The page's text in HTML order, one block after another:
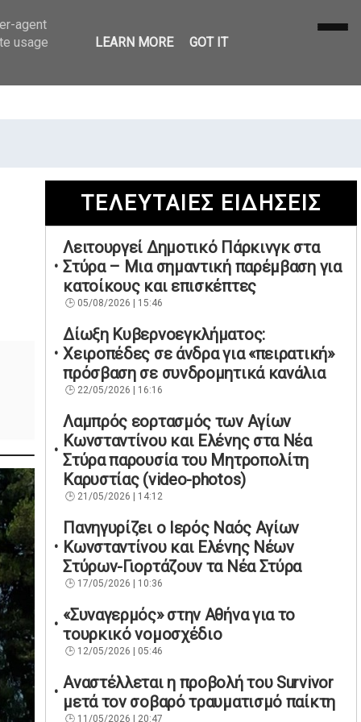
ΤΕΛΕΥΤΑΙΕΣ ΕΙΔΗΣΕΙΣ
Λειτουργεί Δημοτικό Πάρκινγκ στα
Στύρα – Μια σημαντική παρέμβαση για
κατοίκους και επισκέπτες
05/08/2026 | 15:46
Δίωξη Κυβερνοεγκλήματος:
Χειροπέδες σε άνδρα για «πειρατική»
πρόσβαση σε συνδρομητικά κανάλια
22/05/2026 | 16:16
Λαμπρός εορτασμός των Αγίων
Κωνσταντίνου και Ελένης στα Νέα
Στύρα παρουσία του Μητροπολίτη
Καρυστίας (video-photos)
21/05/2026 | 14:12
Πανηγυρίζει ο Ιερός Ναός Αγίων
Κωνσταντίνου και Ελένης Νέων
Στύρων-Γιορτάζουν τα Νέα Στύρα
17/05/2026 | 10:36
«Συναγερμός» στην Αθήνα για το
τουρκικό νομοσχέδιο
12/05/2026 | 05:46
Αναστέλλεται η προβολή του Survivor
μετά τον σοβαρό τραυματισμό παίκτη
11/05/2026 | 20:47
agent
usage
LEARN MORE GOT IT